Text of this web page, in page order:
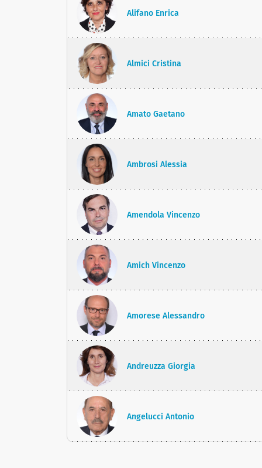
Alifano Enrica
Almici Cristina
Amato Gaetano
Ambrosi Alessia
Amendola Vincenzo
Amich Vincenzo
Amorese Alessandro
Andreuzza Giorgia
Angelucci Antonio